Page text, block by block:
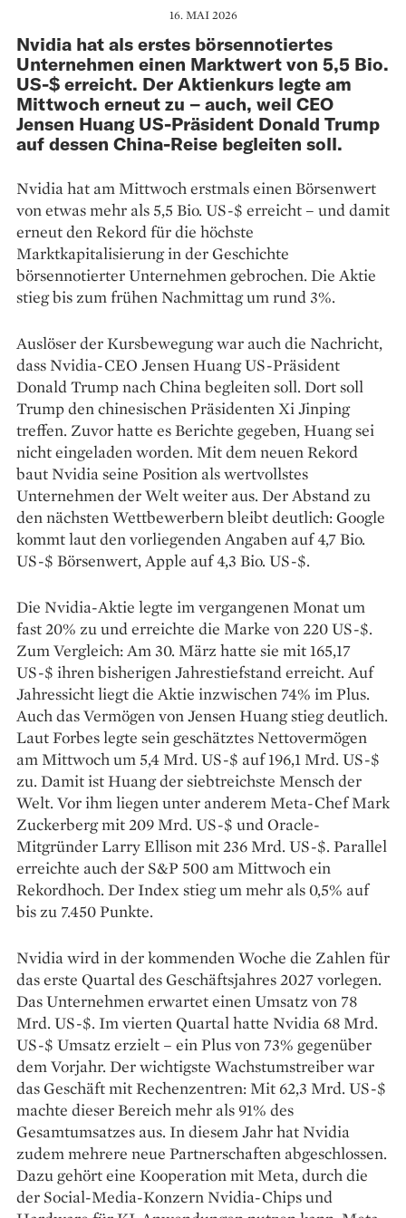
16. MAI 2026
Nvidia hat als erstes börsennotiertes
Unternehmen einen Marktwert von 5,5 Bio.
US-$ erreicht. Der Aktienkurs legte am
Mittwoch erneut zu – auch, weil CEO
Jensen Huang US-Präsident Donald Trump
auf dessen China-Reise begleiten soll.
Nvidia hat am Mittwoch erstmals einen Börsenwert
von etwas mehr als 5,5 Bio. US-$ erreicht – und damit
erneut den Rekord für die höchste
Marktkapitalisierung in der Geschichte
börsennotierter Unternehmen gebrochen. Die Aktie
stieg bis zum frühen Nachmittag um rund 3%.
Auslöser der Kursbewegung war auch die Nachricht,
dass Nvidia-CEO Jensen Huang US-Präsident
Donald Trump nach China begleiten soll. Dort soll
Trump den chinesischen Präsidenten Xi Jinping
treffen. Zuvor hatte es Berichte gegeben, Huang sei
nicht eingeladen worden. Mit dem neuen Rekord
baut Nvidia seine Position als wertvollstes
Unternehmen der Welt weiter aus. Der Abstand zu
den nächsten Wettbewerbern bleibt deutlich: Google
kommt laut den vorliegenden Angaben auf 4,7 Bio.
US-$ Börsenwert, Apple auf 4,3 Bio. US-$.
Die Nvidia-Aktie legte im vergangenen Monat um
fast 20% zu und erreichte die Marke von 220 US-$.
Zum Vergleich: Am 30. März hatte sie mit 165,17
US-$ ihren bisherigen Jahrestiefstand erreicht. Auf
Jahressicht liegt die Aktie inzwischen 74% im Plus.
Auch das Vermögen von Jensen Huang stieg deutlich.
Laut Forbes legte sein geschätztes Nettovermögen
am Mittwoch um 5,4 Mrd. US-$ auf 196,1 Mrd. US-$
zu. Damit ist Huang der siebtreichste Mensch der
Welt. Vor ihm liegen unter anderem Meta-Chef Mark
Zuckerberg mit 209 Mrd. US-$ und Oracle-
Mitgründer Larry Ellison mit 236 Mrd. US-$. Parallel
erreichte auch der S&P 500 am Mittwoch ein
Rekordhoch. Der Index stieg um mehr als 0,5% auf
bis zu 7.450 Punkte.
Nvidia wird in der kommenden Woche die Zahlen für
das erste Quartal des Geschäftsjahres 2027 vorlegen.
Das Unternehmen erwartet einen Umsatz von 78
Mrd. US-$. Im vierten Quartal hatte Nvidia 68 Mrd.
US-$ Umsatz erzielt – ein Plus von 73% gegenüber
dem Vorjahr. Der wichtigste Wachstumstreiber war
das Geschäft mit Rechenzentren: Mit 62,3 Mrd. US-$
machte dieser Bereich mehr als 91% des
Gesamtumsatzes aus. In diesem Jahr hat Nvidia
zudem mehrere neue Partnerschaften abgeschlossen.
Dazu gehört eine Kooperation mit Meta, durch die
der Social-Media-Konzern Nvidia-Chips und